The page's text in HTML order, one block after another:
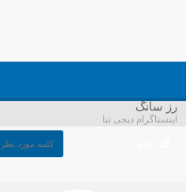
رز سانگ
اینستاگرام دیجی تبا